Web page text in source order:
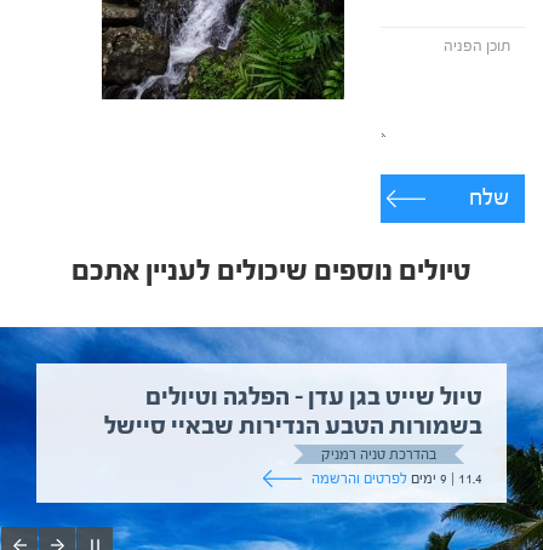
שלח
טיולים נוספים שיכולים לעניין אתכם
טיול שייט בגן עדן – הפלגה וטיולים
בשמורות הטבע הנדירות שבאיי סיישל
בהדרכת טניה רמניק
11.4 | 9 ימים
לפרטים והרשמה